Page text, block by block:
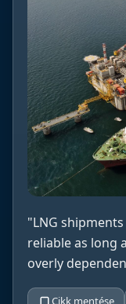
"LNG
reliable as long
overly
Cikk mentése